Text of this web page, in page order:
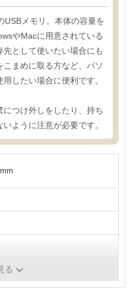
USBメモリ。本体の容量を
やMacに用意されている
として使いたい場合にも
まめに取る方など、パソ
したい場合に便利です。
つけ外しをしたり、持ち
ように注意が必要です。
USB2.0
る